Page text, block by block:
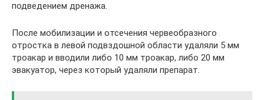
подведением дренажа.
После мобилизации и отсечения червеобразного
отростка в левой подвздошной области удаляли 5 мм
троакар и вводили либо 10 мм троакар, либо 20 мм
эвакуатор, через который удаляли препарат.